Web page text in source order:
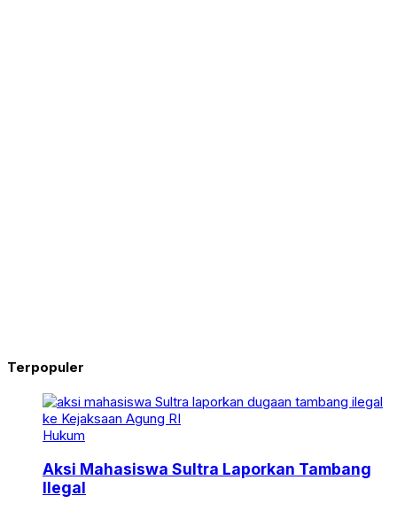
Terpopuler
Hukum
Aksi Mahasiswa Sultra Laporkan Tambang
Ilegal